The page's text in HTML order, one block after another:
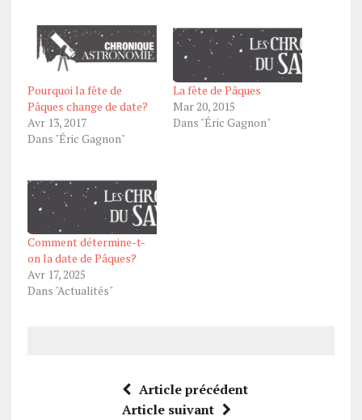
Pourquoi la fête de
Pâques change de date?
Avr 13, 2017
Dans "Éric Gagnon"
La fête de Pâques
Mar 20, 2015
Dans "Éric Gagnon"
Comment détermine-t-
on la date de Pâques?
Avr 17, 2025
Dans "Actualités"
Article précédent
Article suivant